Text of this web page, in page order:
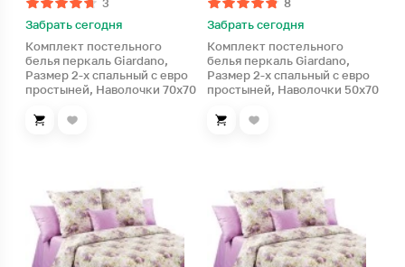
Забрать сегодня
Комплект постельного
белья перкаль Giardano,
Размер 2-х спальный с евро
простыней, Наволочки 70х70
Забрать сегодня
Комплект постельного
белья перкаль Giardano,
Размер 2-х спальный с евро
простыней, Наволочки 50х70